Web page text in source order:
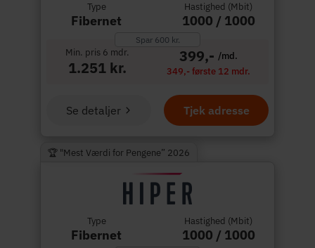
Type
Fibernet
Hastighed (Mbit)
1000 / 1000
Spar 600 kr.
Min. pris 6 mdr.
1.251 kr.
399,- /md.
349,- første 12 mdr.
Tjek adresse
Se detaljer
🏆 "Mest Værdi for Pengene” 2026
Type
Fibernet
Hastighed (Mbit)
1000 / 1000